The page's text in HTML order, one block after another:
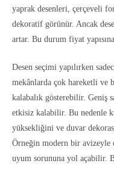
yaprak desenleri, çerçeveli
dekoratif görünür. Ancak
artar. Bu durum fiyat
Desen seçimi yapılırken
mekânlarda çok hareketli ve
kalabalık gösterebilir. Geniş
etkisiz kalabilir. Bu nedenle
yüksekliğini ve duvar
Örneğin modern bir
uyum sorununa yol açabilir.